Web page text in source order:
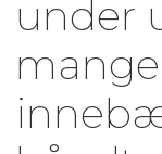
under